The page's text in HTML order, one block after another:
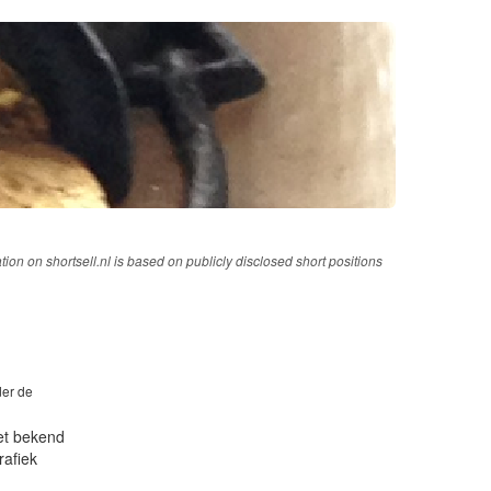
on shortsell.nl is based on publicly disclosed short positions
de
bekend